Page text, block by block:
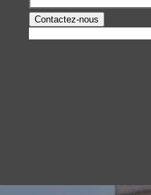
Contactez-nous
R
e